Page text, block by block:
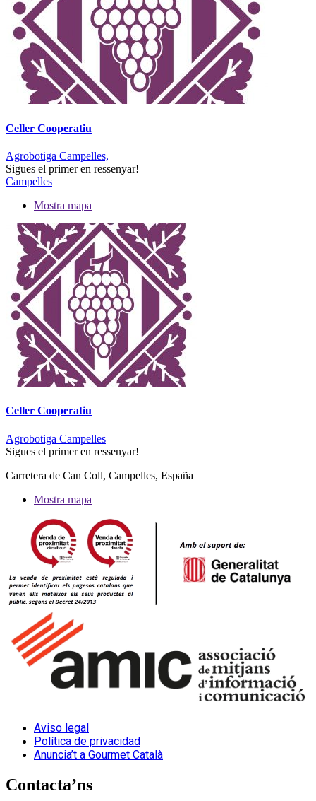
Celler Cooperatiu
Agrobotiga Campelles,
Sigues el primer en ressenyar!
Campelles
Mostra mapa
Celler Cooperatiu
Agrobotiga Campelles
Sigues el primer en ressenyar!
Carretera de Can Coll, Campelles, España
Mostra mapa
Aviso legal
Política de privacidad
Anuncia’t a Gourmet Català
Contacta’ns